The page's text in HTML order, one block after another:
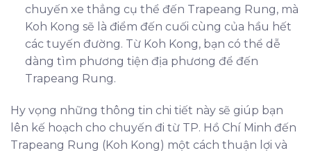
chuyến xe thẳng cụ thể đến Trapeang Rung, mà
Koh Kong sẽ là điểm đến cuối cùng của hầu hết
các tuyến đường. Từ Koh Kong, bạn có thể dễ
dàng tìm phương tiện địa phương để đến
Trapeang Rung.
Hy vọng những thông tin chi tiết này sẽ giúp bạn
lên kế hoạch cho chuyến đi từ TP. Hồ Chí Minh đến
Trapeang Rung (Koh Kong) một cách thuận lợi và